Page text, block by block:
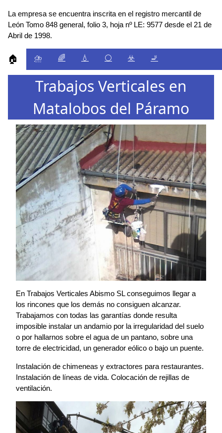
La empresa se encuentra inscrita en el registro mercantil de
León Tomo 848 general, folio 3, hoja nº LE: 9577 desde el 21 de
Abril de 1998.
🏠 ⛈️ 🌈 💧 ⚪ ☣️ 🚬
Trabajos Verticales en
Matalobos del Páramo
En Trabajos Verticales Abismo SL conseguimos llegar a
los rincones que los demás no consiguen alcanzar.
Trabajamos con todas las garantías donde resulta
imposible instalar un andamio por la irregularidad del suelo
o por hallarnos sobre el agua de un pantano, sobre una
torre de electricidad, un generador eólico o bajo un puente.
Instalación de chimeneas y extractores para restaurantes.
Instalación de líneas de vida. Colocación de rejillas de
ventilación.